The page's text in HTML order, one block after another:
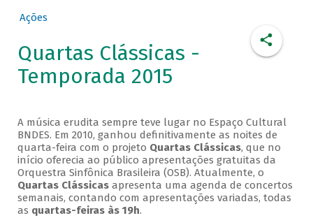
Ações
Quartas Clássicas -
Temporada 2015
A música erudita sempre teve lugar no Espaço Cultural
BNDES. Em 2010, ganhou definitivamente as noites de
quarta-feira com o projeto Quartas Clássicas, que no
início oferecia ao público apresentações gratuitas da
Orquestra Sinfônica Brasileira (OSB). Atualmente, o
Quartas Clássicasapresenta uma agenda de concertos
semanais, contando com apresentações variadas, todas
as quartas-feiras às 19h.